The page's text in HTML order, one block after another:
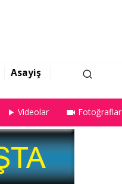
Asayiş
Videolar Fotoğraflar